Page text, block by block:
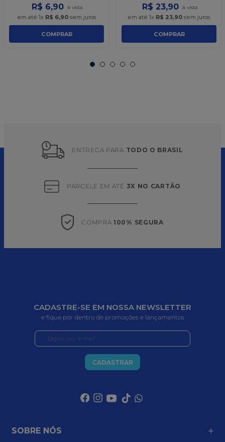
R$ 6,90
em até 1x R$ 6,90sem juros
COMPRAR
R$ 23,90
em até 1x R$ 23,90 sem juros
COMPRAR
ENTREGA PARA TODO O BRASIL
PARCELE EM ATÉ 3X NO CARTÃO
COMPRA 100% SEGURA
CADASTRE-SE EM NOSSA NEWSLETTER
e fique por dentro de promoções e lançamentos
CADASTRAR
SOBRE NÓS